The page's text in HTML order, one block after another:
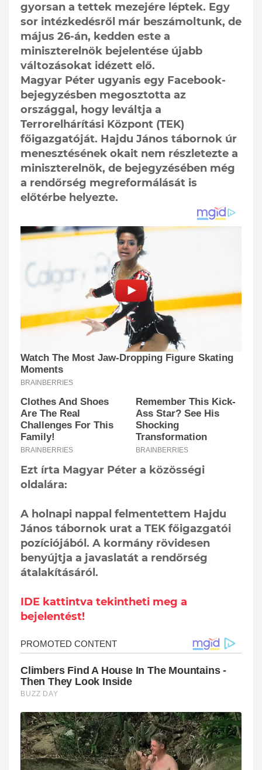
gyorsan a tettek mezejére léptek. Egy
sor intézkedésről már beszámoltunk, de
május 26-án, kedden este a
miniszterelnök bejelentése újabb
változásokat idézett elő.
Magyar Péter ugyanis egy Facebook-
bejegyzésben megosztotta az
országgal, hogy leváltja a
Terrorelhárítási Központ (TEK)
főigazgatóját. Hajdu János tábornok úr
menesztésének okait nem részletezte a
miniszterelnök, de bejegyzésében még
a rendőrség megreformálását is
előtérbe helyezte.
Ezt írta Magyar Péter a közösségi
oldalára:
A holnapi nappal felmentettem Hajdu
János tábornok urat a TEK főigazgatói
pozíciójából. A kormány rövidesen
benyújtja a javaslatát a rendőrség
átalakításáról.
IDE kattintva tekintheti meg a
bejelentést!